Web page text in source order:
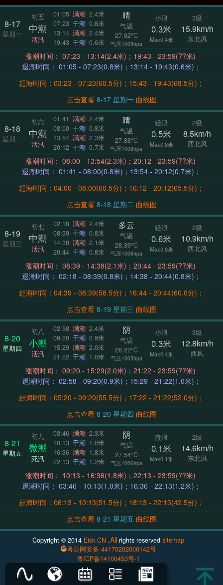
8-17
星期一
初五
中潮
活汛
01:05 满潮 2.4米
07:23 干潮 0.8米
13:14 满潮 2.4米
19:43 干潮 0.6米
晴
气温
27.92°C
气压1009hpa
小浪
0.3米
Max0.4米
3级
15.9km/h
东北风
涨潮时间： 07:23 - 13:14(2.4米)；19:43 - 23:59(??米)
退潮时间： 01:05 - 07:23(0.8米)；13:14 - 19:43(0.6米)；
赶海时间：03:23 - 07:23(60.5分)；15:43 - 19:43(68.5分)；
点击查看
8-17 星期一 曲线图
8-18
星期二
初六
中潮
活汛
01:41 满潮 2.4米
08:00 干潮 0.8米
13:54 满潮 2.3米
20:12 干潮 0.7米
晴
气温
27.88°C
气压1008hpa
轻浪
0.5米
Max0.8米
2级
8.5km/h
西北风
涨潮时间： 08:00 - 13:54(2.3米)；20:12 - 23:59(??米)
退潮时间： 01:41 - 08:00(0.8米)；13:54 - 20:12(0.7米)；
赶海时间：04:00 - 08:00(60.5分)；16:12 - 20:12(65.5分)；
点击查看
8-18 星期二 曲线图
8-19
星期三
初七
中潮
活汛
02:18 满潮 2.4米
08:39 干潮 0.8米
14:38 满潮 2.1米
20:44 干潮 0.8米
多云
气温
28.39°C
气压1006hpa
轻浪
0.6米
Max0.8米
2级
10.9km/h
西北风
涨潮时间： 08:39 - 14:38(2.1米)；20:44 - 23:59(??米)
退潮时间： 02:18 - 08:39(0.8米)；14:38 - 20:44(0.8米)；
赶海时间：04:39 - 08:39(58.5分)；16:44 - 20:44(60.0分)；
点击查看
8-19 星期三 曲线图
8-20
星期四
初八
小潮
活汛
02:58 满潮 2.4米
09:20 干潮 0.9米
15:29 满潮 2.0米
21:22 干潮 1.0米
阴
气温
28.22°C
气压1005hpa
小浪
0.3米
Max0.4米
3级
12.8km/h
西风
涨潮时间： 09:20 - 15:29(2.0米)；21:22 - 23:59(??米)
退潮时间： 02:58 - 09:20(0.9米)；15:29 - 21:22(1.0米)；
赶海时间：05:20 - 09:20(55.5分)；17:22 - 21:22(52.0分)；
点击查看
8-20 星期四 曲线图
8-21
星期五
初九
微潮
死汛
03:46 满潮 2.3米
10:13 干潮 1.0米
16:36 满潮 1.8米
22:13 干潮 1.2米
阴
气温
27.54°C
气压1006hpa
微浪
0.1米
Max0.1米
2级
14.6km/h
东北风
涨潮时间： 10:13 - 16:36(1.8米)；22:13 - 23:59(??米)
退潮时间： 03:46 - 10:13(1.0米)；16:36 - 22:13(1.2米)；
赶海时间：06:13 - 10:13(51.5分)；18:13 - 22:13(42.5分)；
点击查看
8-21 星期五 曲线图
Copyright © 2014 Eisk.CN .Allrights reservedsitemap
粤公网安备 44170202000142号
粤ICP备14100453号-1